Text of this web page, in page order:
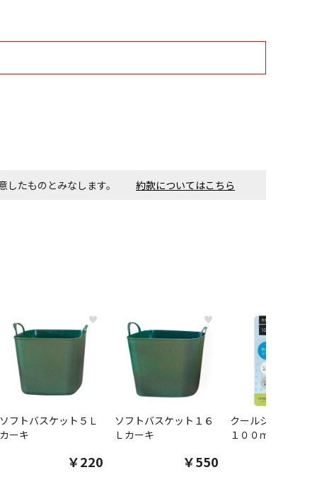
意したものとみなします。 約款についてはこちら
♥
ソフトバスケット５Ｌ
カーキ
￥220
♥
ソフトバスケット１６
Ｌカーキ
￥550
クールシャツスプ
１００ｍｌ